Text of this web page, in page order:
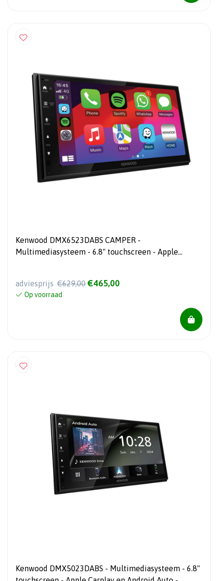
Kenwood DMX6523DABS CAMPER -
Multimediasysteem - 6.8" touchscreen - Apple
adviesprijs €629,00 €465,00
Op voorraad
Kenwood DMX5023DABS - Multimediasysteem - 6.8"